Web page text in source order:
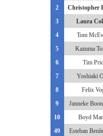
2
Christopher
3
Laura
4
Tom
5
Kazuma
6
Tim
7
Yoshiaki
8
Felix
9
Janneke
10
Boyd
49
Esteban